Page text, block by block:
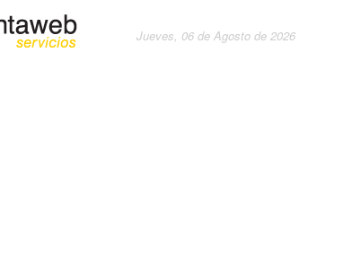
Jueves, 06 de Agosto de 2026